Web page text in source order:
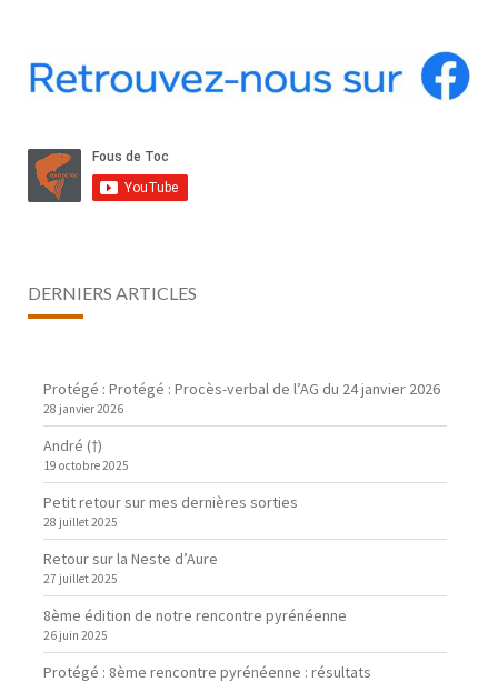
DERNIERS ARTICLES
Protégé : Protégé : Procès-verbal de l’AG du 24 janvier 2026
28 janvier 2026
André (†)
19 octobre 2025
Petit retour sur mes dernières sorties
28 juillet 2025
Retour sur la Neste d’Aure
27 juillet 2025
8ème édition de notre rencontre pyrénéenne
26 juin 2025
Protégé : 8ème rencontre pyrénéenne : résultats